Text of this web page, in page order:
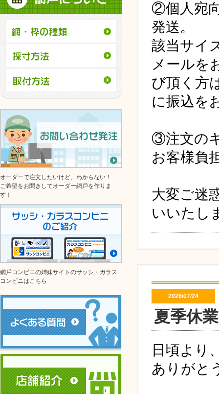
オーダーで注文したいけど、わからない！
ご希望をお聞きしてオーダー網⼾を作りま
す！
網⼾コンビニの姉妹サイトのサッシ・ガラス
コンビニはこちら
②個人宛
発送。
該当サイ
メールを
び頂く方
に振込を
③注文の
お客様負
大変ご迷
いいたし
2026/07/24
夏季休
日頃より
ありがと